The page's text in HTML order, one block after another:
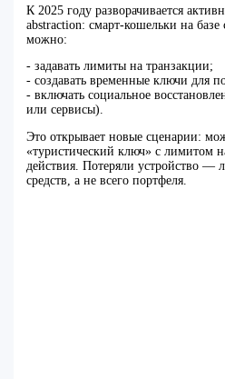
К 2025 году разворачивается
abstraction: смарт-кошельки на базе
можно:
- задавать лимиты на транзакции;
- создавать временные ключи для
- включать социальное
или сервисы).
Это открывает новые сценарии:
«туристический ключ» с лимитом
действия. Потеряли устройство —
средств, а не всего портфеля.